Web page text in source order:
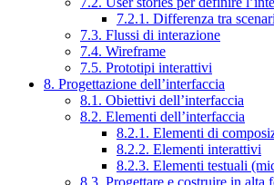
7.2.1. Differenza tra
7.3. Flussi di interazione
7.4. Wireframe
7.5. Prototipi interattivi
8. Progettazione dell’interfaccia
8.1. Obiettivi dell’interfaccia
8.2. Elementi dell’interfaccia
8.2.1. Elementi di
8.2.2. Elementi interattivi
8.2.3. Elementi testuali
8.3. Progettare e costruire in alta